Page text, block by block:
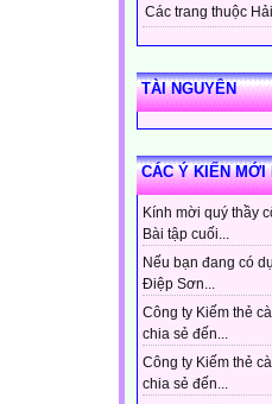
Các trang thuộc
TÀI NGUYÊN
CÁC Ý KIẾN MỚI
Kính mời quý thầy
Bài tập cuối...
Nếu bạn đang có
Điệp Sơn...
Công ty Kiếm thẻ
chia sẻ đến...
Công ty Kiếm thẻ
chia sẻ đến...